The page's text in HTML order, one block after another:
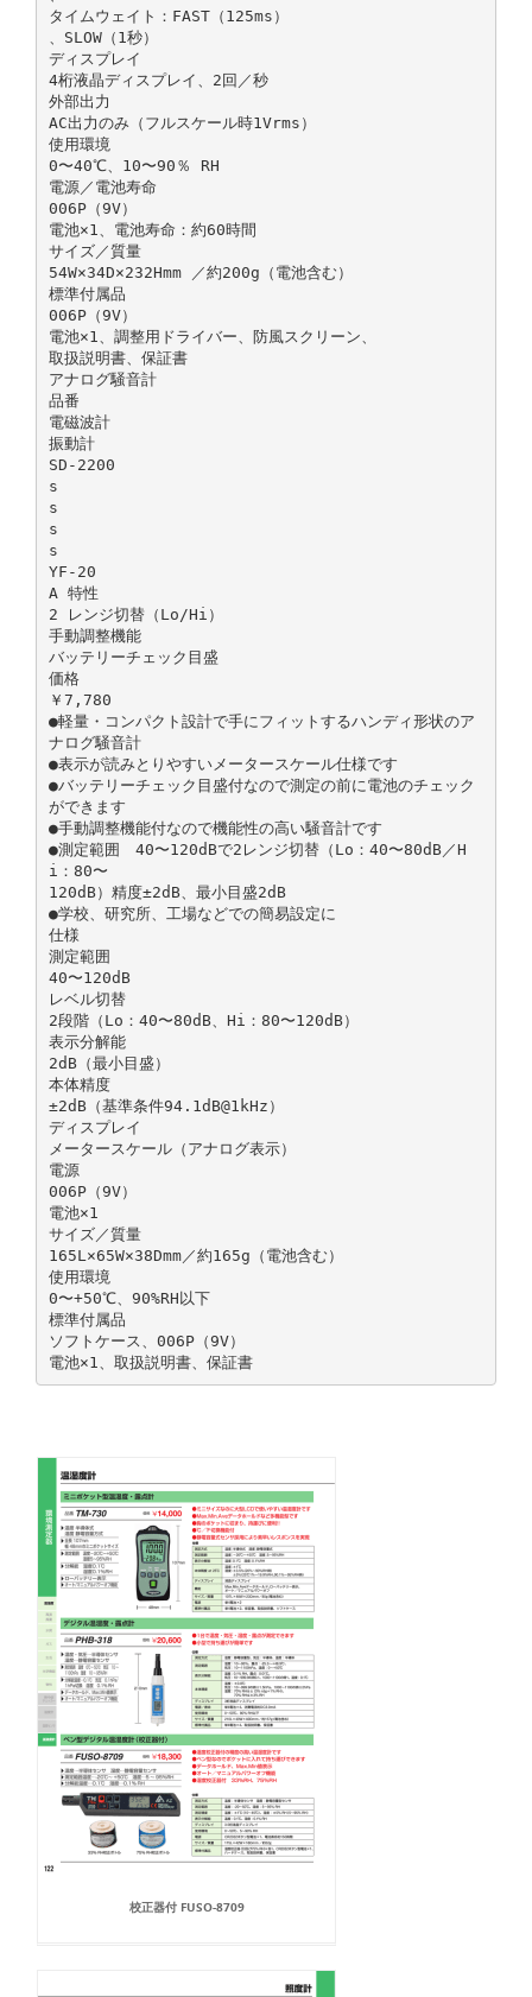
タイムウェイト：FAST（125ms）
、SLOW（1秒）
ディスプレイ
4桁液晶ディスプレイ、2回／秒
外部出力
AC出力のみ（フルスケール時1Vrms）
使用環境
0〜40℃、10〜90％ RH
電源／電池寿命
006P（9V）
電池×1、電池寿命：約60時間
サイズ／質量
54W×34D×232Hmm ／約200g（電池含む）
標準付属品
006P（9V）
電池×1、調整用ドライバー、防風スクリーン、
取扱説明書、保証書
アナログ騒音計
品番
電磁波計
振動計
SD-2200
s
s
s
s
YF-20
A 特性
2 レンジ切替（Lo/Hi）
手動調整機能
バッテリーチェック目盛
価格
￥7,780
●軽量・コンパクト設計で手にフィットするハンディ形状のア
ナログ騒音計
●表示が読みとりやすいメータースケール仕様です
●バッテリーチェック目盛付なので測定の前に電池のチェック
ができます
●手動調整機能付なので機能性の高い騒音計です
●測定範囲 40〜120dBで2レンジ切替（Lo：40〜80dB／H
i：80〜
120dB）精度±2dB、最小目盛2dB
●学校、研究所、工場などでの簡易設定に
仕様
測定範囲
40〜120dB
レベル切替
2段階（Lo：40〜80dB、Hi：80〜120dB）
表示分解能
2dB（最小目盛）
本体精度
±2dB（基準条件94.1dB@1kHz）
ディスプレイ
メータースケール（アナログ表示）
電源
006P（9V）
電池×1
サイズ／質量
165L×65W×38Dmm／約165g（電池含む）
使用環境
0〜+50℃、90%RH以下
標準付属品
ソフトケース、006P（9V）
電池×1、取扱説明書、保証書
校正器付 FUSO-8709